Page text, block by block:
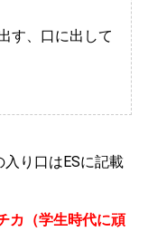
す、口に出して
り口はESに記載
カ（学生時代に頑